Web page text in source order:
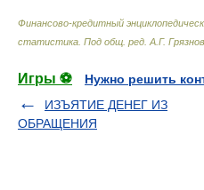
Финансово-кредитный
статистика Под общ. ред. А.Г.
Игры ⚽
Нужно решить
ИЗЪЯТИЕ ДЕНЕГ ИЗ
ОБРАЩЕНИЯ